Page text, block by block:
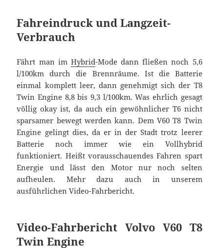
Fahreindruck und Langzeit-
Verbrauch
Fährt man im Hybrid-Mode dann fließen noch 5,6
l/100km durch die Brennräume. Ist die Batterie
einmal komplett leer, dann genehmigt sich der T8
Twin Engine 8,8 bis 9,3 l/100km. Was ehrlich gesagt
völlig okay ist, da auch ein gewöhnlicher T6 nicht
sparsamer bewegt werden kann. Dem V60 T8 Twin
Engine gelingt dies, da er in der Stadt trotz leerer
Batterie noch immer wie ein Vollhybrid
funktioniert. Heißt vorausschauendes Fahren spart
Energie und lässt den Motor nur noch selten
aufheulen. Mehr dazu auch in unserem
ausführlichen Video-Fahrbericht.
Video-Fahrbericht Volvo V60 T8
Twin Engine